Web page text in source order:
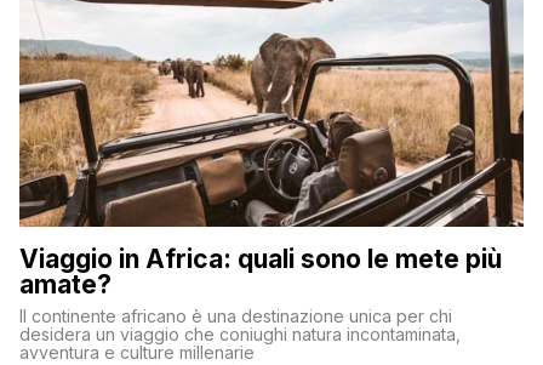
Viaggio in Africa: quali sono le mete più
amate?
Il continente africano è una destinazione unica per chi
desidera un viaggio che coniughi natura incontaminata,
avventura e culture millenarie